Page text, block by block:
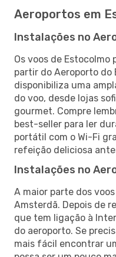
Aeroportos em
Instalações no
Os voos de
partir do Aeroporto do
disponibiliza uma
do voo, desde lojas
gourmet. Compre
best-seller para ler
portátil com o Wi-Fi
refeição deliciosa
Instalações no
A maior parte dos
Amsterdã. Depois de
que tem ligação à
do aeroporto. Se
mais fácil encontrar